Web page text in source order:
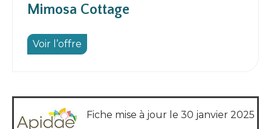
Mimosa Cottage
Voir l’offre
Fiche mise à jour le 30 janvier 2025